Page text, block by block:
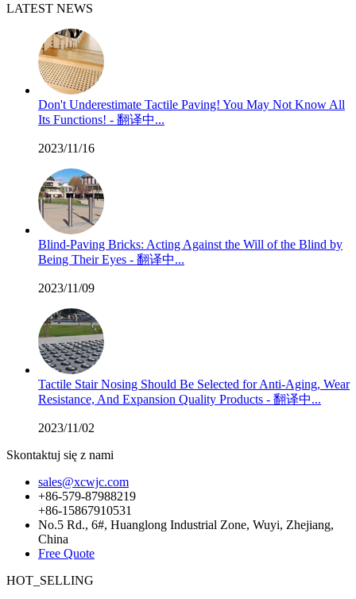
LATEST NEWS
Don't Underestimate Tactile Paving! You May Not Know All
Its Functions! - 翻译中...
2023/11/16
Blind-Paving Bricks: Acting Against the Will of the Blind by
Being Their Eyes - 翻译中...
2023/11/09
Tactile Stair Nosing Should Be Selected for Anti-Aging, Wear
Resistance, And Expansion Quality Products - 翻译中...
2023/11/02
Skontaktuj się z nami
sales@xcwjc.com
+86-579-87988219
+86-15867910531
No.5 Rd., 6#, Huanglong Industrial Zone, Wuyi, Zhejiang,
China
Free Quote
HOT_SELLING